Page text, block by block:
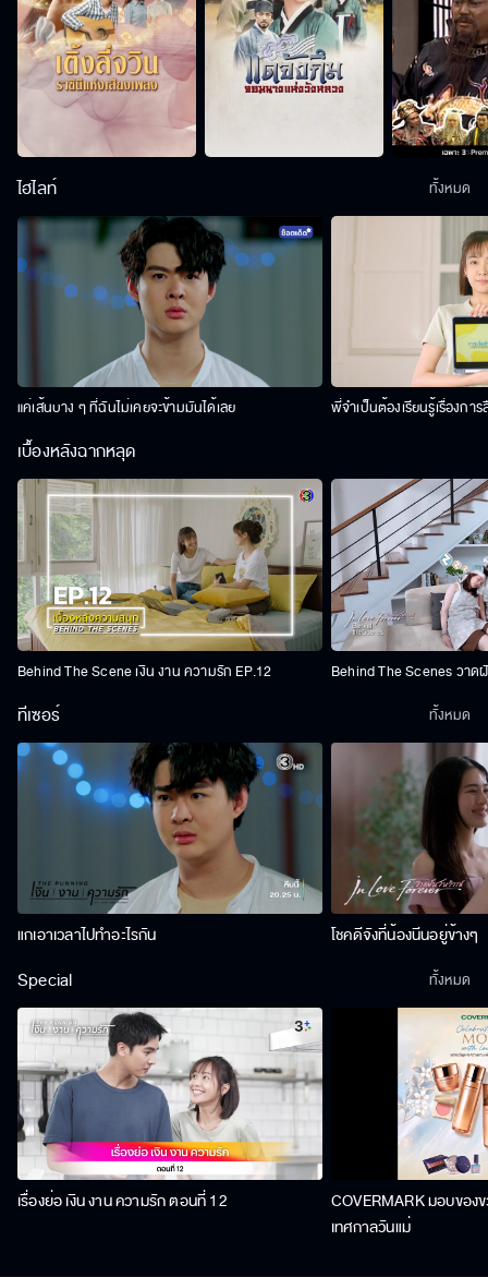
ไฮไลท์
แค่เส้นบาง ๆ ที่ฉันไม่เคยจะข้ามมันได้เลย พี่จำเป็นต้องเรียนรู้เรื่องการ
ทั้งหมด
เบื้องหลังฉากหลุด
Behind The Scene เงิน งาน ความรัก EP.12 Behind The Scenes วาด
ทีเซอร์
แกเอาเวลาไปทำอะไรกัน โชคดีจังที่น้องนีนอยู่ข้างๆ
ทั้งหมด
Special
เรื่องย่อ เงิน งาน ความรัก ตอนที่ 12
COVERMARK มอบขอ
เทศกาลวันแม่
ทั้งหมด